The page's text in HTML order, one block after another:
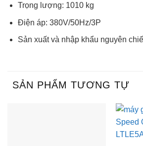
Trọng lượng: 1010 kg
Điện áp: 380V/50Hz/3P
Sản xuất và nhập khẩu nguyên
SẢN PHẨM TƯƠNG TỰ